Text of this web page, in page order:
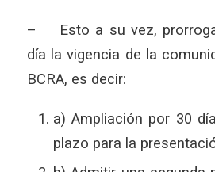
– Esto a su vez,
día la vigencia de la
BCRA, es decir:
a) Ampliación por 30
plazo para la